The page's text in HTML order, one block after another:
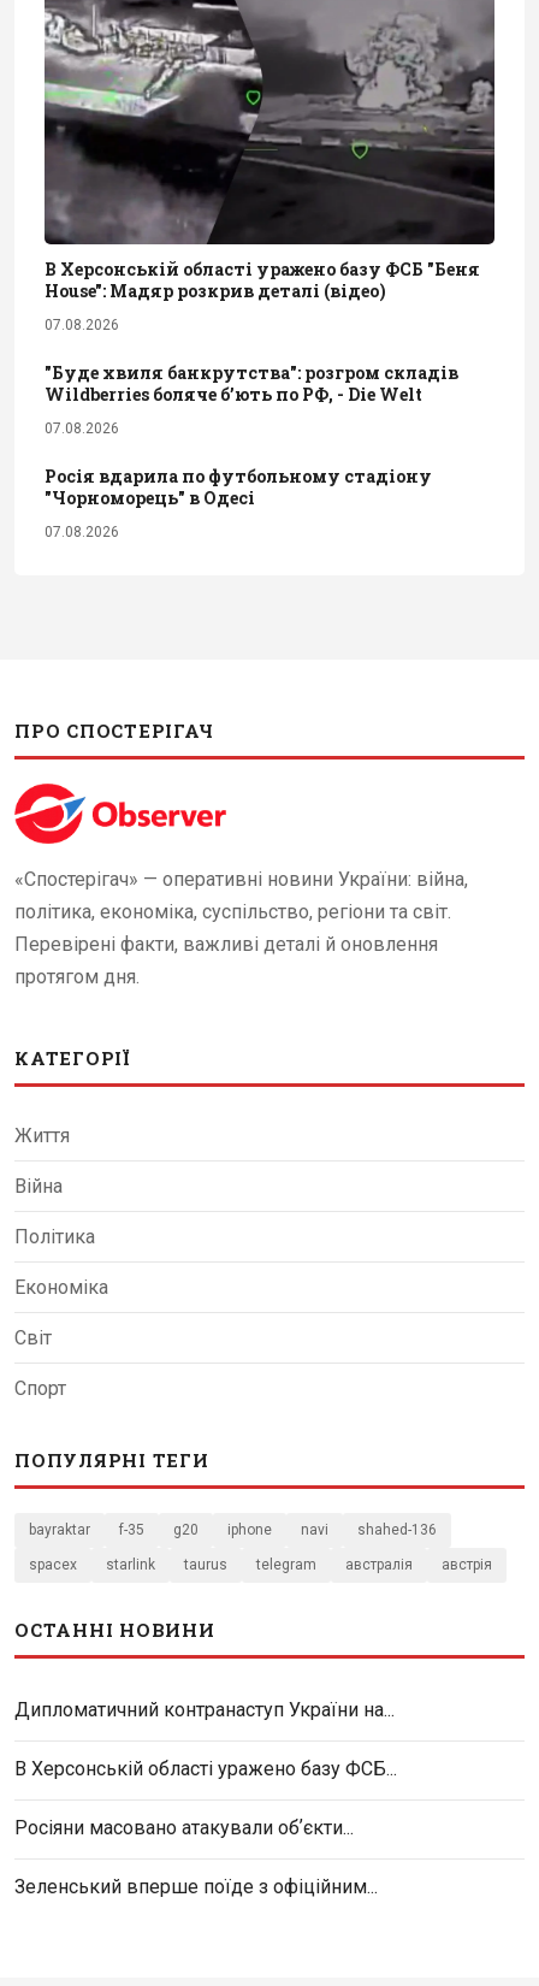
В Херсонській області уражено базу ФСБ "Беня
House": Мадяр розкрив деталі (відео)
07.08.2026
"Буде хвиля банкрутства": розгром складів
Wildberries боляче бʼють по РФ, - Die Welt
07.08.2026
Росія вдарила по футбольному стадіону
"Чорноморець" в Одесі
07.08.2026
ПРО СПОСТЕРІГАЧ
«Спостерігач» — оперативні новини України: війна,
політика, економіка, суспільство, регіони та світ.
Перевірені факти, важливі деталі й оновлення
протягом дня.
КАТЕГОРІЇ
Життя
Війна
Політика
Економіка
Світ
Спорт
ПОПУЛЯРНІ ТЕГИ
bayraktar f-35 g20 iphone navi shahed-136
spacex starlink taurus telegram австралія австрія
ОСТАННІ НОВИНИ
Дипломатичний контранаступ України на...
В Херсонській області уражено базу ФСБ...
Росіяни масовано атакували обʼєкти...
Зеленський вперше поїде з офіційним...